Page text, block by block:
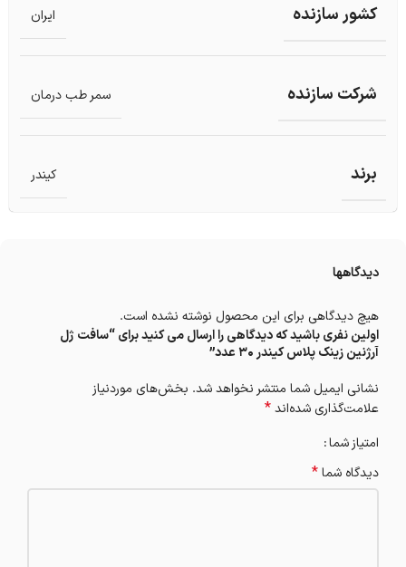
کشور سازنده ایران
شرکت سازنده سمر طب درمان
برند کیندر
دیدگاهها
هیچ دیدگاهی برای این محصول نوشته نشده است.
اولین نفری باشید که دیدگاهی را ارسال می کنید برای “سافت ژل
آرژنین زینک پلاس کیندر 30 عدد”
نشانی ایمیل شما منتشر نخواهد شد. بخش‌های موردنیاز
علامت‌گذاری شده‌اند*
امتیاز شما
دیدگاه شما*